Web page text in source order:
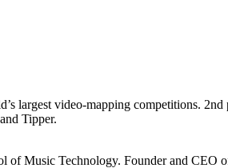
largest video-mapping competitions.
Tipper.
Music Technology. Founder and CEO